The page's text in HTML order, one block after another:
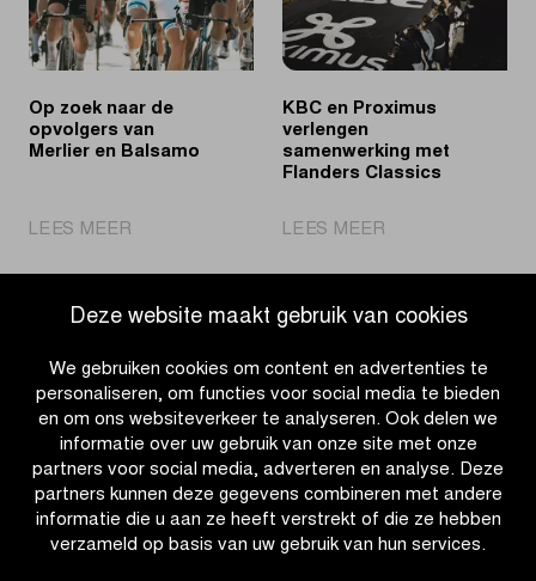
Deze website maakt gebruik van cookies
We gebruiken cookies om content en advertenties te
personaliseren, om functies voor social media te bieden
en om ons websiteverkeer te analyseren. Ook delen we
informatie over uw gebruik van onze site met onze
partners voor social media, adverteren en analyse. Deze
partners kunnen deze gegevens combineren met andere
informatie die u aan ze heeft verstrekt of die ze hebben
verzameld op basis van uw gebruik van hun services.
Schoten
Op zoek naar de
opvolgers van
Merlier en Balsamo
LEES MEER
zoek
naar
opvolgers
Merlier
en
Balsamo
KBC en Proximus
verlengen
samenwerking met
Flanders Classics
LEES MEER
en
Proximus
samenwerking
met
Flanders
Classics
OTHER RACES